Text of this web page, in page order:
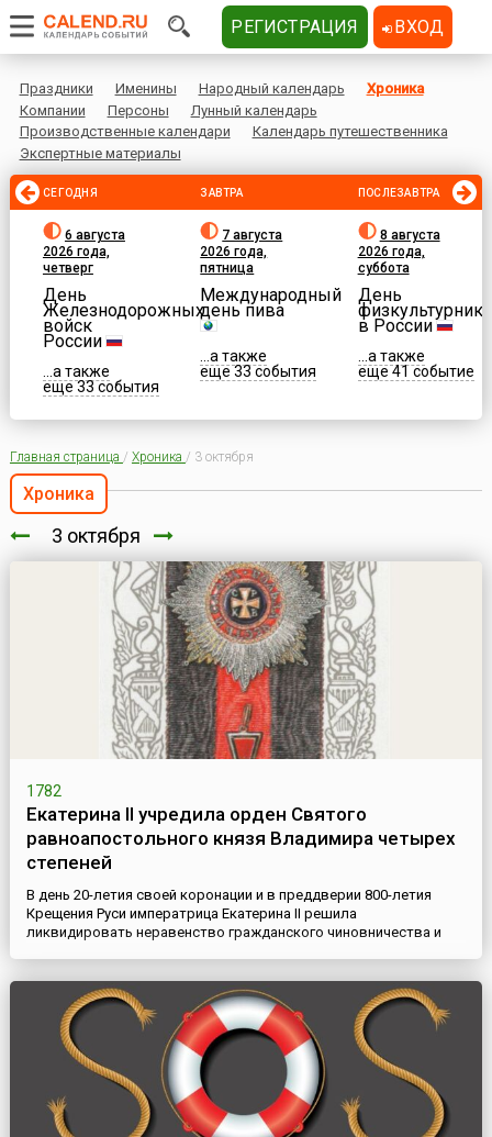
Праздники Именины Народный календарь
Хроника
Компании
Персоны
Лунный календарь
Производственные календари
Календарь путешественника
Экспертные материалы
СЕГОДНЯ
6 августа
2026 года,
четверг
День
Железнодорожных
войск
России
...а также
еще 33 события
ЗАВТРА
7 августа
2026 года,
пятница
Международный
день пива
...а также
еще 33 события
ПОСЛЕЗАВТРА
8 августа
2026 года,
суббота
День
физкультурника
в России
...а также
еще 41 событие
Главная страница / Хроника / 3 октября
Хроника
3 октября
1782
Екатерина II учредила орден Святого
равноапостольного князя Владимира четырех
степеней
В день 20-летия своей коронации и в преддверии 800-летия
Крещения Руси императрица Екатерина II решила
ликвидировать неравенство гражданского чиновничества и
года). В связи с этим, (22 сентября) 3 октября 1782 года она
учредила для отличившихся гражданских чиновников орден
Святого р...
РЕГИСТРАЦИЯ ВХОД